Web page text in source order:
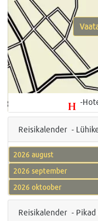
-
Reisikalender -
2026 august
2026 september
2026 oktoober
Reisikalender -